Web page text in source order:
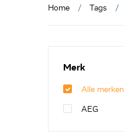
Home Tags
Merk
Alle merken
AEG